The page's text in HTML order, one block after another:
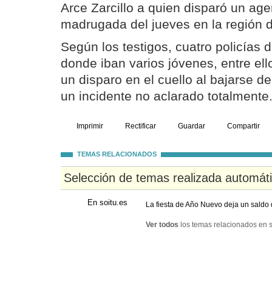
Arce Zarcillo a quien disparó un
madrugada del jueves en la región
Según los testigos, cuatro policías
donde iban varios jóvenes, entre
un disparo en el cuello al bajarse
un incidente no aclarado totalmente.
Imprimir Rectificar Guardar Compartir
TEMAS RELACIONADOS
Selección de temas realizada
En soitu.es La fiesta de Año Nuevo deja un
Ver todos los temas relacionados en